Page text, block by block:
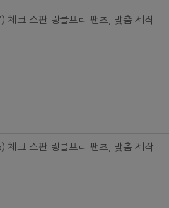
체크 스판 링클프리 팬츠, 맞춤 제작
체크 스판 링클프리 팬츠, 맞춤 제작